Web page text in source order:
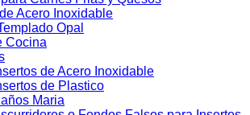
Acero Inoxidable
Opal
Cocina
de Acero Inoxidable
de Plastico
Maria